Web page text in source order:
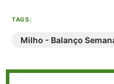
TAGS:
Milho - Balanço